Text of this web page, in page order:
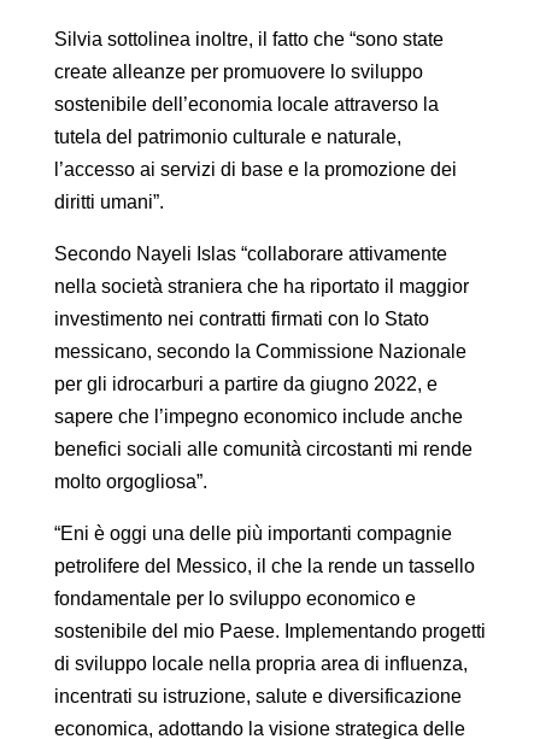
Silvia sottolinea inoltre, il fatto che “sono state
create alleanze per promuovere lo sviluppo
sostenibile dell’economia locale attraverso la
tutela del patrimonio culturale e naturale,
l’accesso ai servizi di base e la promozione dei
diritti umani”.
Secondo Nayeli Islas “collaborare attivamente
nella società straniera che ha riportato il maggior
investimento nei contratti firmati con lo Stato
messicano, secondo la Commissione Nazionale
per gli idrocarburi a partire da giugno 2022, e
sapere che l’impegno economico include anche
benefici sociali alle comunità circostanti mi rende
molto orgogliosa”.
“Eni è oggi una delle più importanti compagnie
petrolifere del Messico, il che la rende un tassello
fondamentale per lo sviluppo economico e
sostenibile del mio Paese. Implementando progetti
di sviluppo locale nella propria area di influenza,
incentrati su istruzione, salute e diversificazione
economica, adottando la visione strategica delle